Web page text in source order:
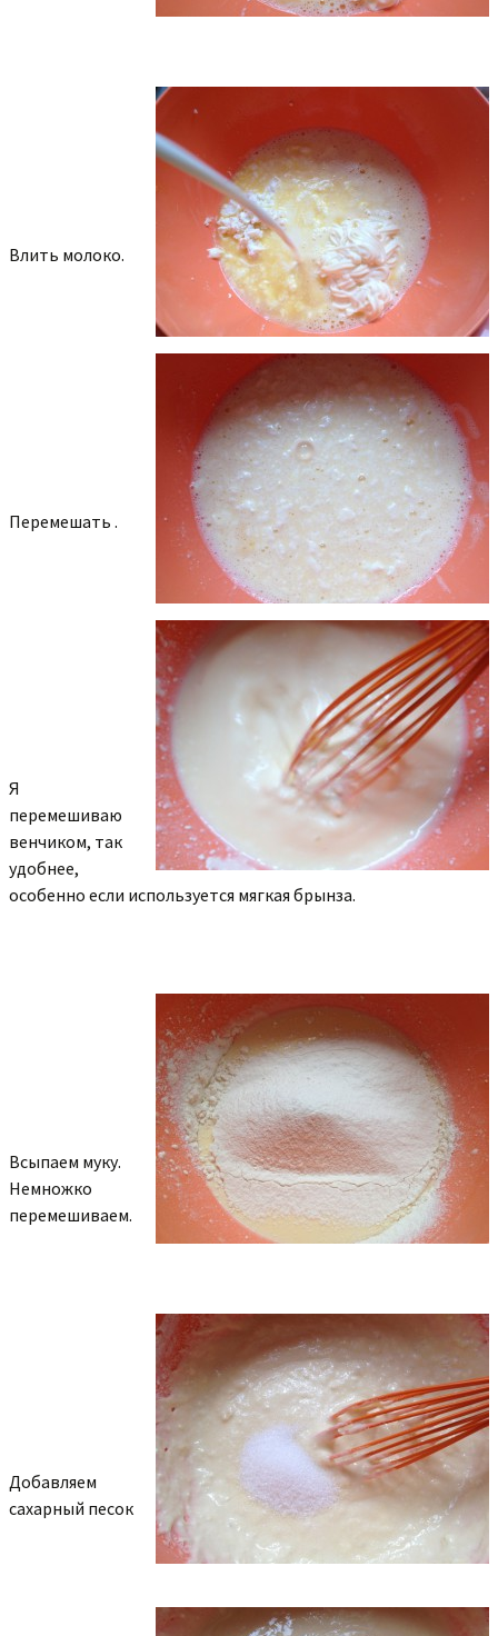
Влить молоко.
Перемешать .
Я
перемешиваю
венчиком, так
удобнее,
особенно если используется мягкая брынза.
Всыпаем муку.
Немножко
перемешиваем.
Добавляем
сахарный песок